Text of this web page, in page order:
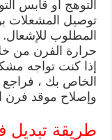
التوهج أو قابس
توصيل المشعلات
المطلوب
حرارة الفرن من
إذا كنت تواجه
الخاص بك ،
وإصلاح موقد فرن
طريقة تبديل